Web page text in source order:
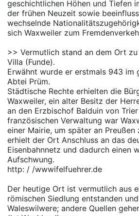
geschichtlichen Höhen und Tiefen
der frühen Neuzeit sowie
wechselnde
sich Waxweiler zum
>> Vermutlich stand an dem Ort
Villa (Funde).
Erwähnt wurde er erstmals 943 im
Abtei Prüm. ­
Städtische Rechte erhielten die
Waxweiler, ein alter Besitz der
an den Erzbischof Balduin von
französischen Verwaltung war
einer Mairie, um später an Preußen
erhielt der Ort Anschluss an das
Eisenbahnnetz und dadurch einen
Aufschwung.
http: / /wwwifelfuehrer.de
Der heutige Ort ist vermutlich aus
römischen Siedlung entstanden
Waleswilwere; andere Quellen